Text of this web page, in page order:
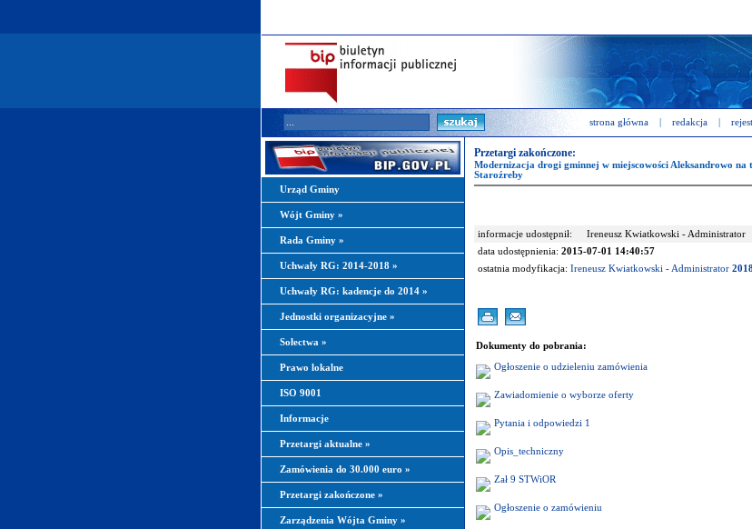
strona główna redakcja
Urząd Gminy
Wójt Gminy »
Rada Gminy »
Uchwały RG: 2014-2018 »
Uchwały RG: kadencje do 2014 »
Jednostki organizacyjne »
Sołectwa »
Prawo lokalne
ISO 9001
Informacje
Przetargi aktualne »
Zamówienia do 30.000 euro »
Przetargi zakończone »
Zarządzenia Wójta Gminy »
Przetargi zakończone:
Modernizacja drogi gminnej w miejscowości Aleksandrowo na
Staroźreby
informacje udostępnił:
Ireneusz Kwiatkowski - Administrator
data udostępnienia: 2015-07-01 14:40:57
ostatnia modyfikacja: Ireneusz Kwiatkowski - Administrator
Dokumenty do pobrania:
Ogłoszenie o udzieleniu zamówienia
Zawiadomienie o wyborze oferty
Pytania i odpowiedzi 1
Opis_techniczny
Zał 9 STWiOR
Ogłoszenie o zamówieniu